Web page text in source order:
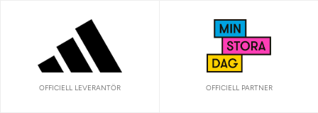
OFFICIELL LEVERANTÖR OFFICIELL PARTNER